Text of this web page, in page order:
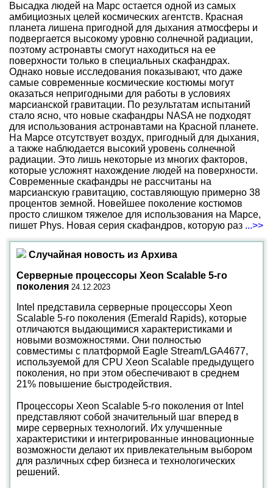
Высадка людей на Марс остается одной из самых
амбициозных целей космических агентств. Красная
планета лишена пригодной для дыхания атмосферы и
подвергается высокому уровню солнечной радиации,
поэтому астронавты смогут находиться на ее
поверхности только в специальных скафандрах.
Однако новые исследования показывают, что даже
самые современные космические костюмы могут
оказаться непригодными для работы в условиях
марсианской гравитации. По результатам испытаний
стало ясно, что новые скафандры NASA не подходят
для использования астронавтами на Красной планете.
На Марсе отсутствует воздух, пригодный для дыхания,
а также наблюдается высокий уровень солнечной
радиации. Это лишь некоторые из многих факторов,
которые усложнят нахождение людей на поверхности.
Современные скафандры не рассчитаны на
марсианскую гравитацию, составляющую примерно 38
процентов земной. Новейшее поколение костюмов
просто слишком тяжелое для использования на Марсе,
пишет Phys. Новая серия скафандров, которую раз ...>>
Случайная новость из Архива
Серверные процессоры Xeon Scalable 5-го
поколения 24.12.2023
Intel представила серверные процессоры Xeon
Scalable 5-го поколения (Emerald Rapids), которые
отличаются выдающимися характеристиками и
новыми возможностями. Они полностью
совместимы с платформой Eagle Stream/LGA4677,
используемой для CPU Xeon Scalable предыдущего
поколения, но при этом обеспечивают в среднем
21% повышение быстродействия.
Процессоры Xeon Scalable 5-го поколения от Intel
представляют собой значительный шаг вперед в
мире серверных технологий. Их улучшенные
характеристики и интегрированные инновационные
возможности делают их привлекательным выбором
для различных сфер бизнеса и технологических
решений.